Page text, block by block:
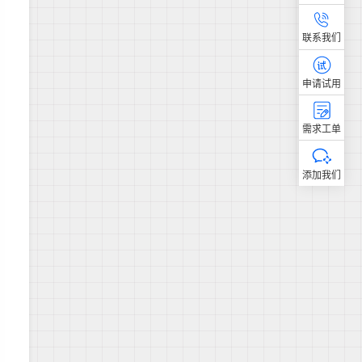
联系我们
申请试用
需求工单
添加我们